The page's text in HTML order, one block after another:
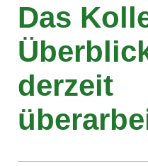
Das
derzeit